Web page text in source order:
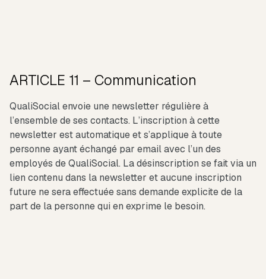
ARTICLE 11 – Communication
QualiSocial envoie une newsletter régulière à
l’ensemble de ses contacts. L’inscription à cette
newsletter est automatique et s’applique à toute
personne ayant échangé par email avec l’un des
employés de QualiSocial. La désinscription se fait via un
lien contenu dans la newsletter et aucune inscription
future ne sera effectuée sans demande explicite de la
part de la personne qui en exprime le besoin.